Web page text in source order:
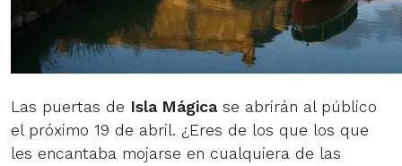
Las puertas de Isla Mágicase abrirán al público
el próximo 19 de abril. ¿Eres de los que los que
les encantaba mojarse en cualquiera de las